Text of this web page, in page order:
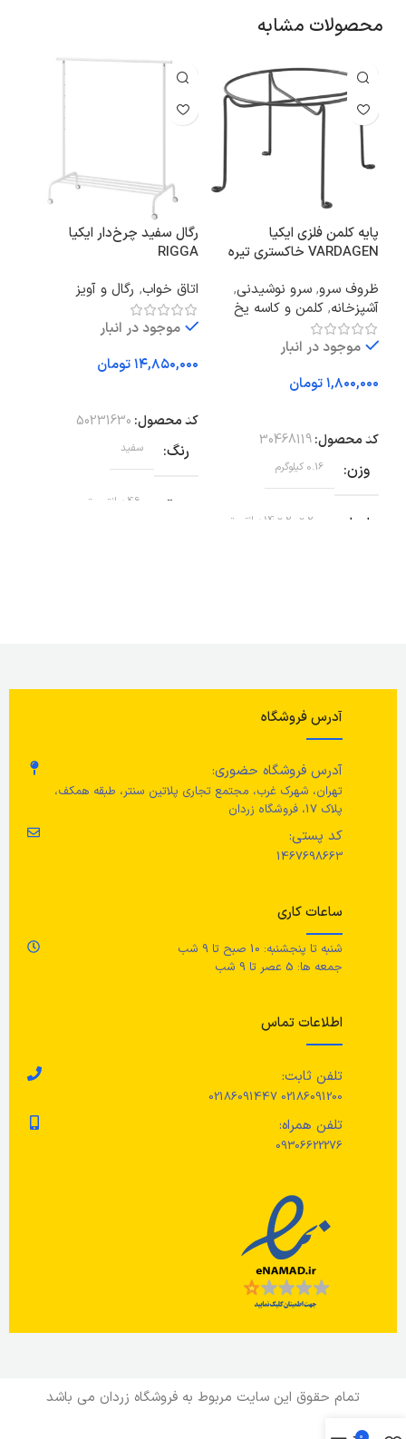
محصولات مشابه
پایه کلمن فلزی ایکیا
VARDAGEN خاکستری تیره
ظروف سرو, سرو نوشیدنی,
آشپزخانه, کلمن و کاسه یخ
موجود در انبار
تومان
کد محصول:30468119
وزن 0.16 کیلوگرم
ابعاد 20 × 20 × 14 سانتیمتر
قطر
ارتفاع 13.5 سانتی متر
خاکستری تیره
جنس محصول
رگال سفید چرخ‌دار ایکیا
RIGGA
اتاق خواب, رگال و آویز
موجود در انبار
تومان
کد محصول: 50231630
رنگ سفید
عمق 46 سانتی متر
آدرس فروشگاه
آدرس فروشگاه حضوری:
تهران، شهرک غرب، مجتمع تجاری پلاتین سنتر، طبقه همکف،
پلاک 17، فروشگاه زردان
کد پستی:
1467698663
ساعات کاری
شنبه تا پنجشنبه: 10 صبح تا 9 شب
جمعه ها: 5 عصر تا 9 شب
اطلاعات تماس
تلفن ثابت:
02186091200 02186091447
تلفن همراه:
09306622276
تمام حقوق این سایت مربوط به فروشگاه زردان می باشد
0